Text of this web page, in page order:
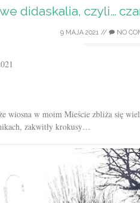
didaskalia, czyli…
9 MAJA 2021 // NO
wiosna w moim Mieście zbliża się
zakwitły krokusy…